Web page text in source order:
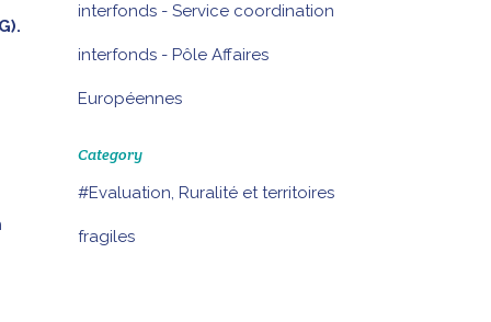
interfonds - Service coordination
interfonds - Pôle Affaires
Européennes
Category
#Evaluation, Ruralité et territoires
fragiles